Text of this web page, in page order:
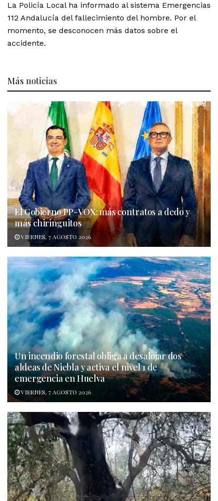
La Policía Local ha informado al sistema Emergencias
112 Andalucía del fallecimiento del hombre. Por el
momento, se desconocen más datos sobre el
accidente.
Más noticias
El Gobierno PP-VOX: más contratos a dedo y
más chiringuitos
VIERNES, 7 AGOSTO 2026
Un incendio forestal obliga a desalojar dos
aldeas de Niebla y activa el nivel 1 de
emergencia en Huelva
VIERNES, 7 AGOSTO 2026